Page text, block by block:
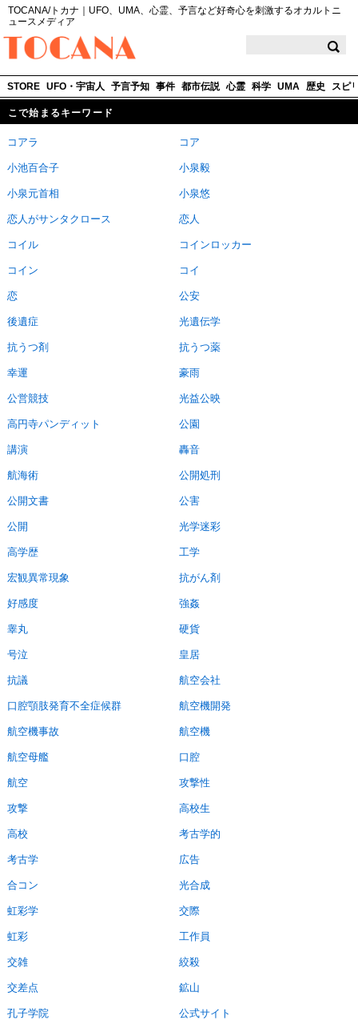
TOCANA/トカナ｜UFO、UMA、心霊、予言など好奇心を刺激するオカルトニ
ュースメディア
STORE UFO・宇宙人 予言予知 事件 都市伝説 心霊 科学 UMA 歴史 スピ
こで始まるキーワード
コアラ コア
小池百合子 小泉毅
小泉元首相 小泉悠
恋人がサンタクロース 恋人
コイル コインロッカー
コイン コイ
恋 公安
後遺症 光遺伝学
抗うつ剤 抗うつ薬
幸運 豪雨
公営競技 光益公映
高円寺パンディット 公園
講演 轟音
航海術 公開処刑
公開文書 公害
公開 光学迷彩
高学歴 工学
宏観異常現象 抗がん剤
好感度 強姦
睾丸 硬貨
号泣 皇居
抗議 航空会社
口腔顎肢発育不全症候群 航空機開発
航空機事故 航空機
航空母艦 口腔
航空 攻撃性
攻撃 高校生
高校 考古学的
考古学 広告
合コン 光合成
虹彩学 交際
虹彩 工作員
交雑 絞殺
交差点 鉱山
孔子学院 公式サイト